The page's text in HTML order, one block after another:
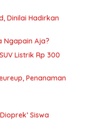
Dinilai Hadirkan
Ngapain Aja?
Listrik Rp 300
Penanaman
Siswa